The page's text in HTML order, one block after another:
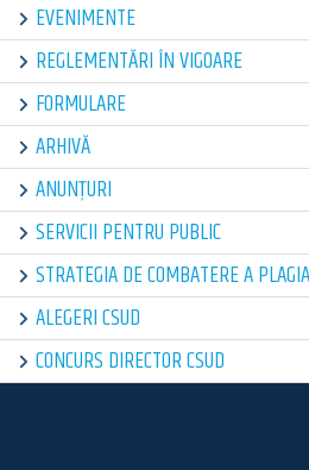
EVENIMENTE
REGLEMENTĂRI ÎN VIGOARE
FORMULARE
ARHIVĂ
ANUNȚURI
SERVICII PENTRU PUBLIC
STRATEGIA DE COMBATERE A
ALEGERI CSUD
CONCURS DIRECTOR CSUD